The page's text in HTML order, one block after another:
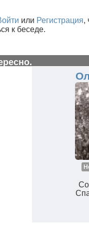
или Регистрация,
к беседе.